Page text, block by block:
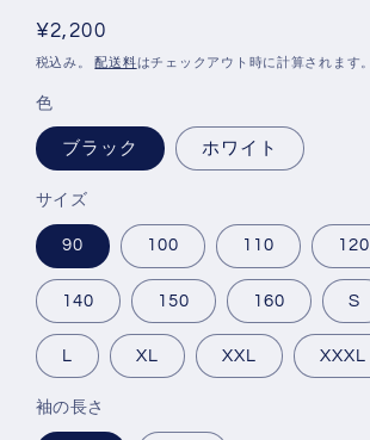
通
常
格
¥2,200
税込み。配送料はチェックアウト時に計算されます。
色
ブラック ホワイト
サイズ
90 100 110 120
140 150 160 S
L XL XXL XXXL
袖の長さ